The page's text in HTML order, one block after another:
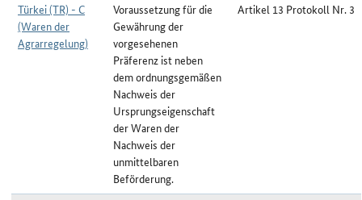
Türkei (TR) - C
(Waren der
Agrarregelung)
Voraussetzung für die
Gewährung der
vorgesehenen
Präferenz ist neben
dem ordnungsgemäßen
Nachweis der
Ursprungseigenschaft
der Waren der
Nachweis der
unmittelbaren
Beförderung.
Artikel 13 Protokoll Nr. 3